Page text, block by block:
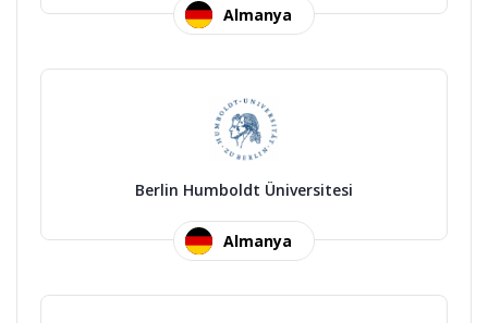
Almanya
Berlin Humboldt Üniversitesi
Almanya